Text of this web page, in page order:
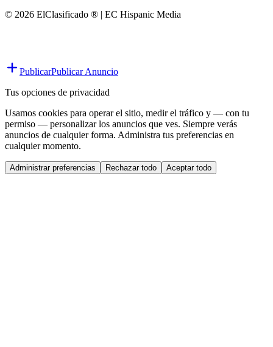
© 2026 ElClasificado ® | EC Hispanic Media
PublicarPublicar Anuncio
Tus opciones de privacidad
Usamos cookies para operar el sitio, medir el tráfico y — con tu
permiso — personalizar los anuncios que ves. Siempre verás
anuncios de cualquier forma. Administra tus preferencias en
cualquier momento.
Administrar preferencias Rechazar todo Aceptar todo